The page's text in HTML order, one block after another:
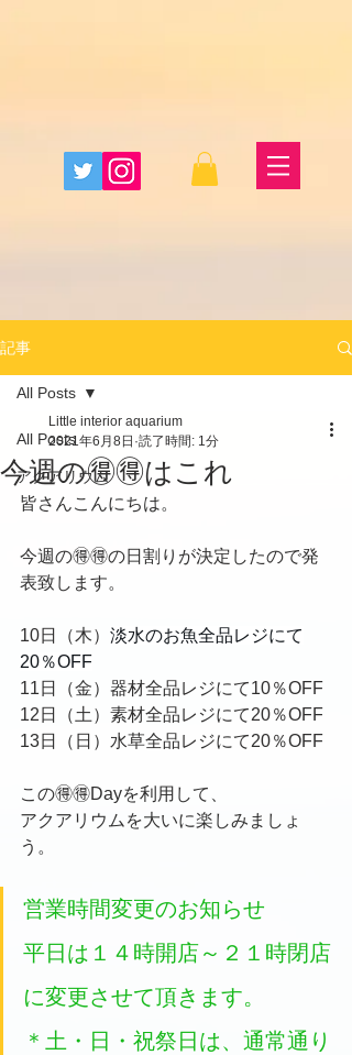
記事
All Posts
アクアリウム
All Posts
今週の🉐🉐はこれ
Little interior aquarium
2021年6月8日 読了時間: 1分
皆さんこんにちは。
今週の🉐🉐の日割りが決定したので発
表致します。
10日（木） 淡水のお魚全品レジにて
20％OFF
11日（金）器材全品レジにて10％OFF
12日（土）素材全品レジにて20％OFF
13日（日）水草全品レジにて20％OFF
この🉐🉐Dayを利用して、
アクアリウムを大いに楽しみましょ
う。
営業時間変更のお知らせ
平日は１４時開店～２１時閉店
に変更させて頂きます。
＊土・日・祝祭日は、通常通り